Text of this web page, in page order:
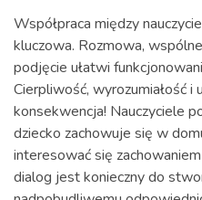
Współpraca między
kluczowa. Rozmowa,
podjęcie ułatwi
Cierpliwość, wyrozumiałość i
konsekwencja! Nauczyciele
dziecko zachowuje się w
interesować się
dialog jest konieczny do